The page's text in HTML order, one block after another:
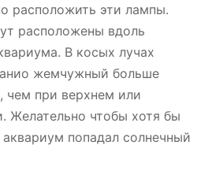
расположить эти лампы.
расположены вдоль
В косых лучах
жемчужный больше
чем при верхнем или
Желательно чтобы хотя бы
попадал солнечный